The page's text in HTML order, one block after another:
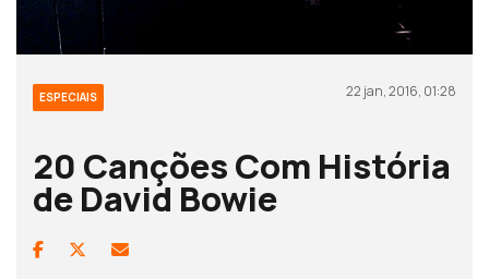
ESPECIAIS 22 jan, 2016, 01:28
20 Canções Com História
de David Bowie